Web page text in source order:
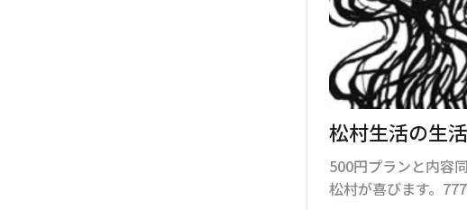
松村生活の生
500円プランと内容
松村が喜びます。